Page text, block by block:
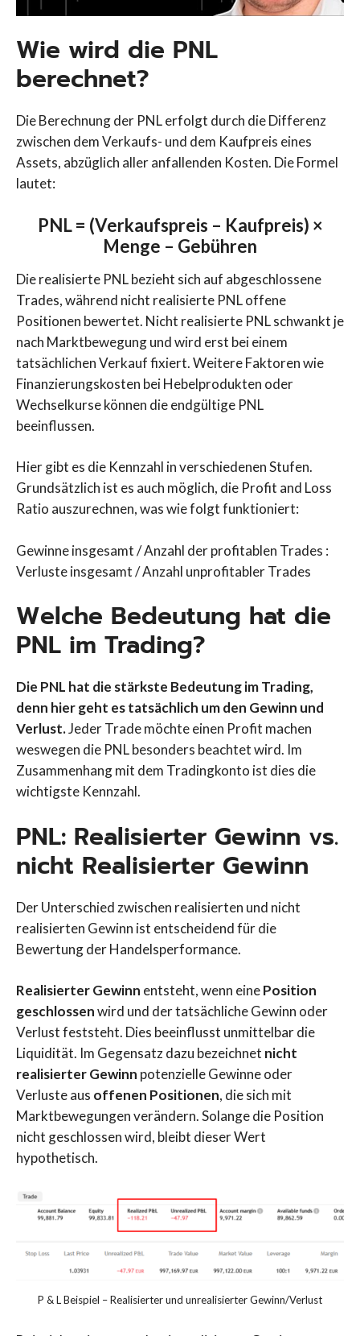
Wie wird die PNL
berechnet?
Die Berechnung der PNL erfolgt durch die Differenz
zwischen dem Verkaufs- und dem Kaufpreis eines
Assets, abzüglich aller anfallenden Kosten. Die Formel
lautet:
PNL = (Verkaufspreis – Kaufpreis) ×
Menge – Gebühren
Die realisierte PNL bezieht sich auf abgeschlossene
Trades, während nicht realisierte PNL offene
Positionen bewertet. Nicht realisierte PNL schwankt je
nach Marktbewegung und wird erst bei einem
tatsächlichen Verkauf fixiert. Weitere Faktoren wie
Finanzierungskosten bei Hebelprodukten oder
Wechselkurse können die endgültige PNL
beeinflussen.
Hier gibt es die Kennzahl in verschiedenen Stufen.
Grundsätzlich ist es auch möglich, die Profit and Loss
Ratio auszurechnen, was wie folgt funktioniert:
Gewinne insgesamt / Anzahl der profitablen Trades :
Verluste insgesamt / Anzahl unprofitabler Trades
Welche Bedeutung hat die
PNL im Trading?
Die PNL hat die stärkste Bedeutung im Trading,
denn hier geht es tatsächlich um den Gewinn und
Verlust.Jeder Trade möchte einen Profit machen
weswegen die PNL besonders beachtet wird. Im
Zusammenhang mit dem Tradingkonto ist dies die
wichtigste Kennzahl.
PNL: Realisierter Gewinn vs.
nicht Realisierter Gewinn
Der Unterschied zwischen realisierten und nicht
realisierten Gewinn ist entscheidend für die
Bewertung der Handelsperformance.
Realisierter Gewinn entsteht, wenn einePosition
geschlossenwird und der tatsächliche Gewinn oder
Verlust feststeht. Dies beeinflusst unmittelbar die
Liquidität. Im Gegensatz dazu bezeichnet nicht
realisierter Gewinn potenzielle Gewinne oder
Verluste aus offenen Positionen, die sich mit
Marktbewegungen verändern. Solange die Position
nicht geschlossen wird, bleibt dieser Wert
hypothetisch.
P & L Beispiel – Realisierter und unrealisierter Gewinn/Verlust